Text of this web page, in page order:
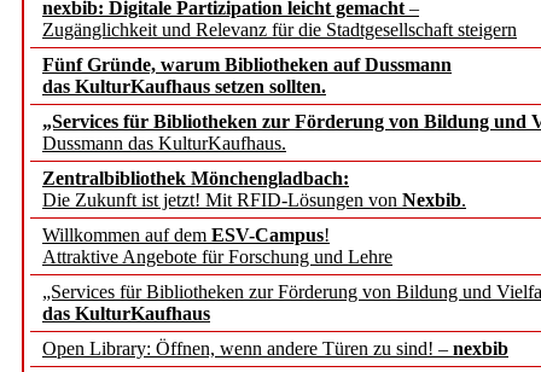
nexbib: Digitale Partizipation leicht gemacht –
Zugänglichkeit und Relevanz für die Stadtgesellschaft steigern
Fünf Gründe, warum Bibliotheken auf Dussmann
das KulturKaufhaus setzen sollten.
„Services für Bibliotheken zur Förderung von Bildung und
Dussmann das KulturKaufhaus.
Zentralbibliothek Mönchengladbach:
Die Zukunft ist jetzt! Mit RFID-Lösungen von Nexbib.
Willkommen auf dem ESV-Campus!
Attraktive Angebote für Forschung und Lehre
„Services für Bibliotheken zur Förderung von Bildung und
das KulturKaufhaus
Open Library: Öffnen, wenn andere Türen zu sind! – nexbib
Erfolgreiches erstes
Segment Research –
angepasst
konstruktiv!
Mohr Siebeck